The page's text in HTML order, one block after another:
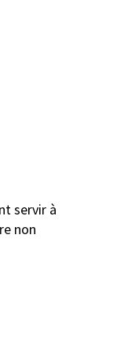
servir à
non